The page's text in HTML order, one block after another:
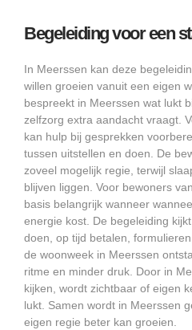
Begeleiding voor een
In Meerssen kan deze
willen groeien vanuit een eigen
bespreekt in Meerssen wat lukt
zelfzorg extra aandacht vraagt.
kan hulp bij gesprekken
tussen uitstellen en doen. De
zoveel mogelijk regie, terwijl
blijven liggen. Voor bewoners
basis belangrijk wanneer
energie kost. De begeleiding
doen, op tijd betalen,
de woonweek in Meerssen
ritme en minder druk. Door in
kijken, wordt zichtbaar of eigen
lukt. Samen wordt in Meerssen
eigen regie beter kan groeien.